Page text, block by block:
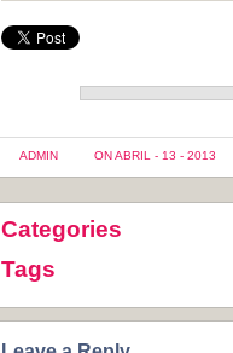
ADMIN ON ABRIL - 13 - 2013
Categories
Tags